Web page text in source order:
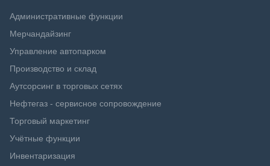
Административные функции
Мерчандайзинг
Управление автопарком
Производство и склад
Аутсорсинг в торговых сетях
Нефтегаз - сервисное сопровождение
Торговый маркетинг
Учётные функции
Инвентаризация